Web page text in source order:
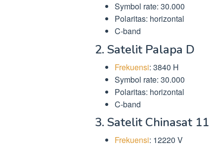
Symbol rate: 30.000
Polaritas: horizontal
C-band
2. Satelit Palapa D
Frekuensi: 3840 H
Symbol rate: 30.000
Polaritas: horizontal
C-band
3. Satelit Chinasat 11
Frekuensi: 12220 V